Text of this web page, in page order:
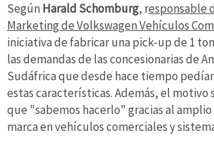
Según Harald Schomburg, responsable
Marketing de Volkswagen Vehículos
iniciativa de fabricar una pick-up de 1
las demandas de las concesionarias de
Sudáfrica que desde hace tiempo
estas características. Además, el motivo
que "sabemos hacerlo" gracias al
marca en vehículos comerciales y